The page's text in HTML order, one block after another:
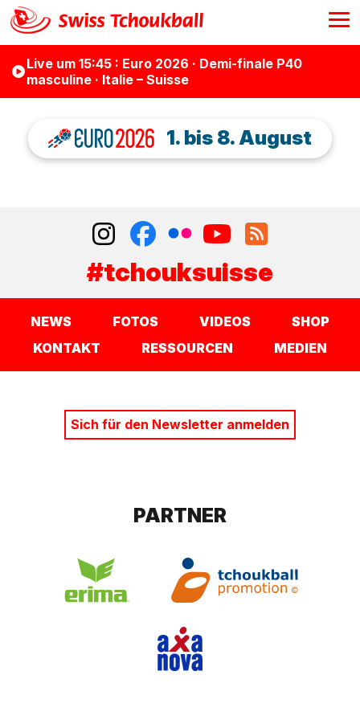
Live um 15:45: Euro 2026 · Demi-finale P40
masculine · Italie – Suisse
1. bis 8. August
#tchouksuisse
NEWS FOTOS VIDEOS
SHOP
KONTAKT
RESSOURCEN MEDIEN
Sich für den Newsletter anmelden
PARTNER